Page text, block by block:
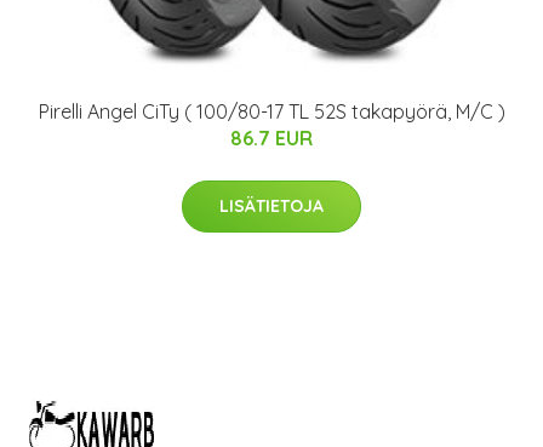
Pirelli Angel CiTy ( 100/80-17 TL 52S takapyörä, M/C )
86.7 EUR
LISÄTIETOJA